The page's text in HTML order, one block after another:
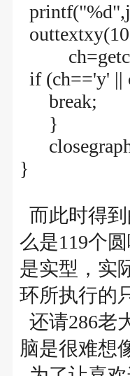
if (ch=='y' ||
break;
}
}
而此时得
么是119个
是实型，实
环所执行的
还请286老
脑是很难想